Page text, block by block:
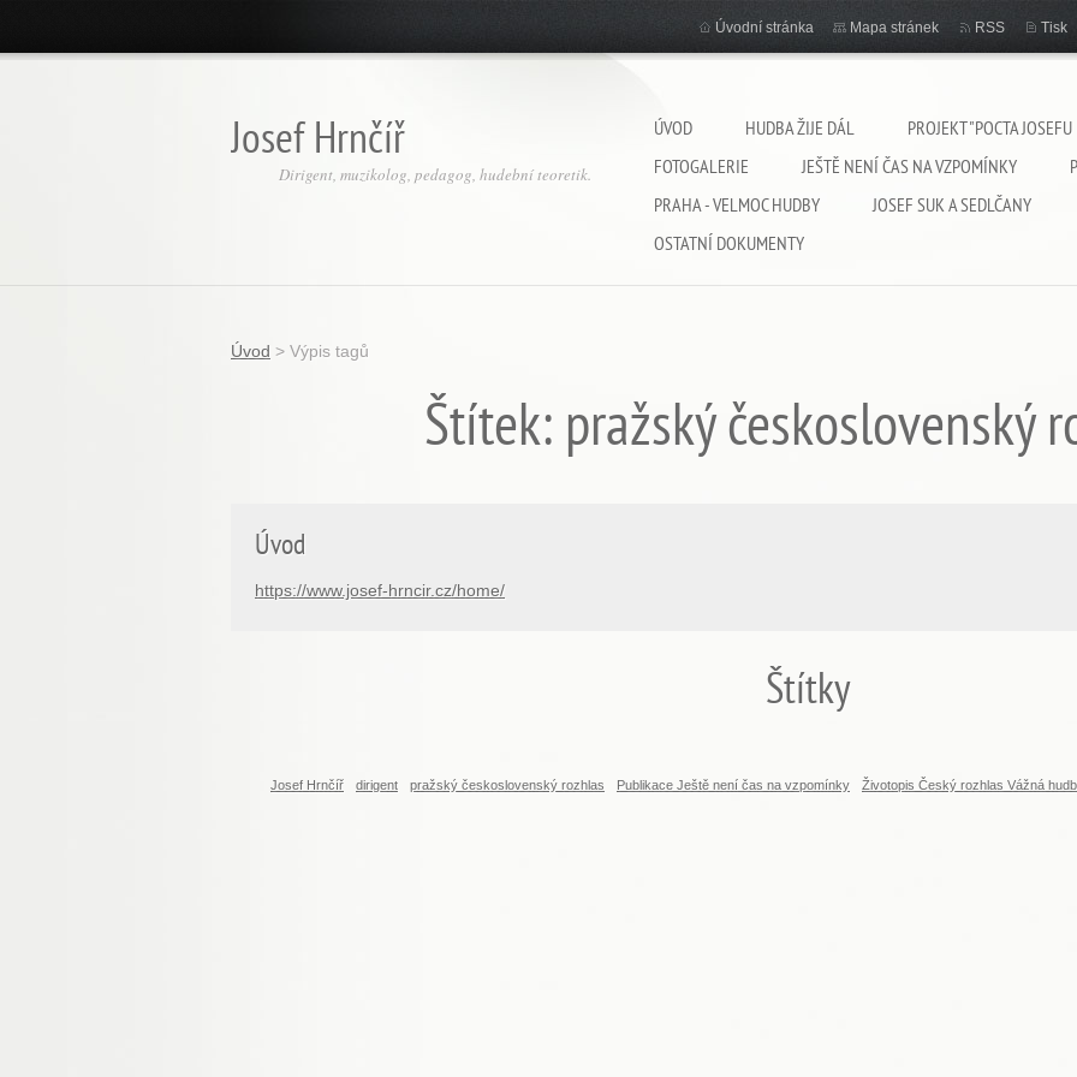
Josef Hrnčíř
Dirigent, muzikolog, pedagog, hudební teoretik.
ÚVOD HUDBA ŽIJE DÁL
PROJEKT "POCTA
FOTOGALERIE
JEŠTĚ NENÍ ČAS NA VZPOMÍNKY
PRAHA - VELMOC HUDBY
JOSEF SUK A SEDLČANY
OSTATNÍ DOKUMENTY
Úvodní stránka Mapa stránek RSS Tisk
Úvod > Výpis tagů
Štítek: pražský československý
Úvod
https://www.josef-hrncir.cz/home/
Štítky
Josef Hrnčíř dirigent pražský československý rozhlas Publikace Ještě není čas na vzpomínky Životopis Český rozhlas Vážná